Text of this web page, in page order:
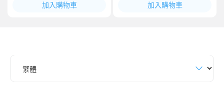
加入購物車 加入購物車